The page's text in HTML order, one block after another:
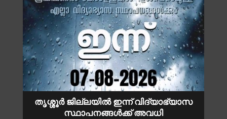
തൃശ്ശൂർ ജില്ലയിൽ ഇന്ന് വിദ്യാഭ്യാസ
സ്ഥാപനങ്ങൾക്ക് അവധി